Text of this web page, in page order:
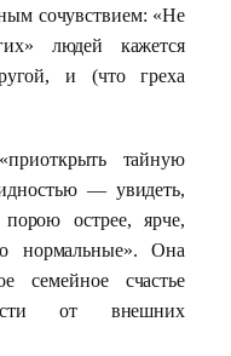
сочувствием: «Не
людей кажется
и (что греха
тайную
— увидеть,
острее, ярче,
нормальные». Она
семейное счастье
от внешних